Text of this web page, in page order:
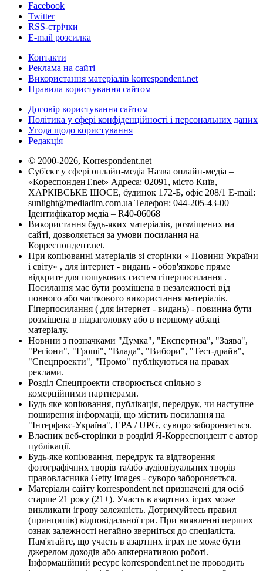
Facebook
Twitter
RSS-стрічки
E-mail розсилка
Контакти
Реклама на сайті
Використання матеріалів korrespondent.net
Правила користування сайтом
Договір користування сайтом
Політика у сфері конфіденційності і персональних даних
Угода щодо користування
Редакція
© 2000-2026, Korrespondent.net
Суб'єкт у сфері онлайн-медіа Назва онлайн-медіа –
«КореспонденТ.net» Адреса: 02091, місто Київ,
ХАРКІВСЬКЕ ШОСЕ, будинок 172-Б, офіс 208/1 E-mail:
sunlight@mediadim.com.ua Телефон: 044-205-43-00
Ідентифікатор медіа – R40-06068
Використання будь-яких матеріалів, розміщених на
сайті, дозволяється за умови посилання на
Корреспондент.net.
При копіюванні матеріалів зі сторінки « Новини України
і світу» , для інтернет - видань - обов'язкове пряме
відкрите для пошукових систем гіперпосилання .
Посилання має бути розміщена в незалежності від
повного або часткового використання матеріалів.
Гіперпосилання ( для інтернет - видань) - повинна бути
розміщена в підзаголовку або в першому абзаці
матеріалу.
Новини з позначками "Думка", "Експертиза", "Заява",
"Регіони", "Гроші", "Влада", "Вибори", "Тест-драйв",
"Спецпроекти", "Промо" публікуються на правах
реклами.
Розділ Спецпроекти створюється спільно з
комерційними партнерами.
Будь яке копіювання, публікація, передрук, чи наступне
поширення інформації, що містить посилання на
"Інтерфакс-Україна", EPA / UPG, суворо забороняється.
Власник веб-сторінки в розділі Я-Корреспондент є автор
публікації.
Будь-яке копіювання, передрук та відтворення
фотографічних творів та/або аудіовізуальних творів
правовласника Getty Images - суворо забороняється.
Матеріали сайту korrespondent.net призначені для осіб
старше 21 року (21+). Участь в азартних іграх може
викликати ігрову залежність. Дотримуйтесь правил
(принципів) відповідальної гри. При виявленні перших
ознак залежності негайно зверніться до спеціаліста.
Пам'ятайте, що участь в азартних іграх не може бути
джерелом доходів або альтернативою роботі.
Інформаційний ресурс korrespondent.net не проводить